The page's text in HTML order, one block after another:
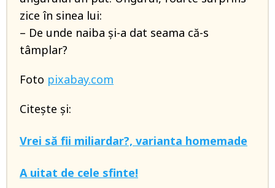
zice în sinea lui:
– De unde naiba și-a dat seama că-s
tâmplar?
Foto pixabay.com
Citește și:
Vrei să fii miliardar?, varianta homemade
A uitat de cele sfinte!